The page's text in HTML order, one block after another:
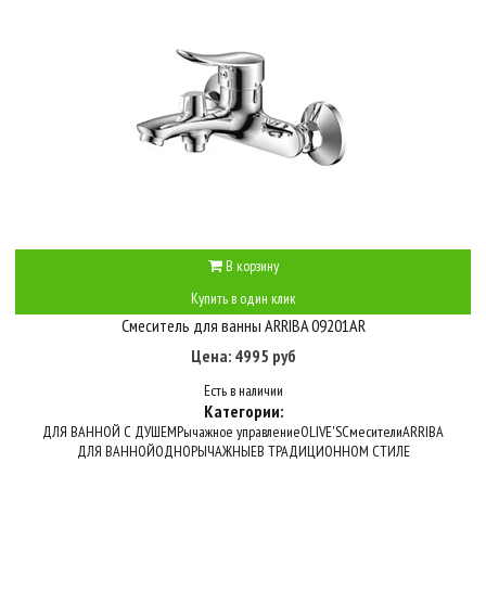
В корзину
Купить в один клик
Смеситель для ванны ARRIBA 09201AR
Цена: 4995 руб
Есть в наличии
Категории:
ДЛЯ ВАННОЙ С ДУШЕМРычажное управлениеOLIVE'SСмесителиARRIBA
ДЛЯ ВАННОЙОДНОРЫЧАЖНЫЕВ ТРАДИЦИОННОМ СТИЛЕ